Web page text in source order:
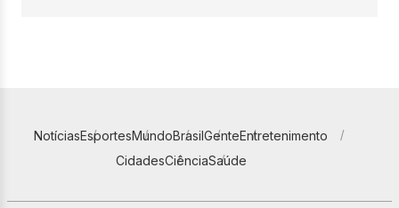
NotíciasEsportesMundoBrasilGenteEntretenimento
CidadesCiênciaSaúde